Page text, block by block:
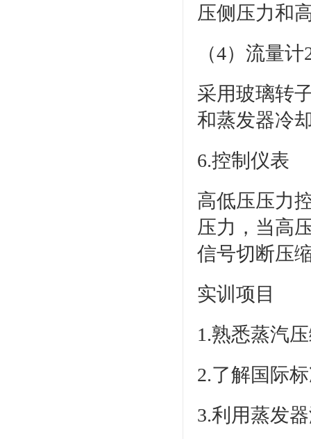
压侧压力和
（4）流量
采用玻璃转
和蒸发器冷
6.控制仪表
高低压压力
压力，当高
信号切断压
实训项目
1.熟悉蒸汽
2.了解国际
3.利用蒸发